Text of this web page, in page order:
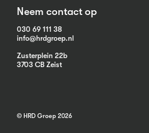
Neem contact op
030 69 111 38
info@hrdgroep.nl
Zusterplein 22b
3703 CB Zeist
© HRD Groep 2026